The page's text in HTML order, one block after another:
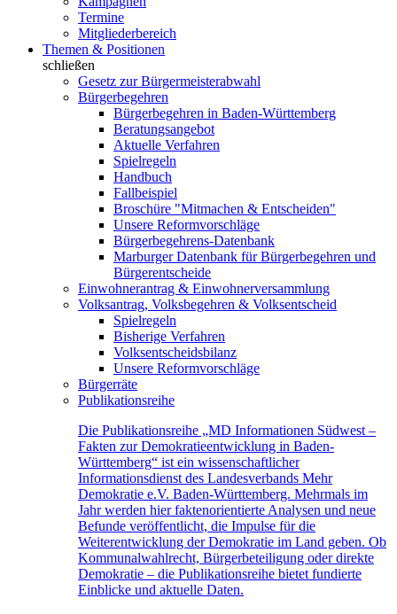
Termine
Mitgliederbereich
Themen & Positionen
schließen
Gesetz zur Bürgermeisterabwahl
Bürgerbegehren
Bürgerbegehren in Baden-Württemberg
Beratungsangebot
Aktuelle Verfahren
Spielregeln
Handbuch
Fallbeispiel
Broschüre "Mitmachen & Entscheiden"
Unsere Reformvorschläge
Bürgerbegehrens-Datenbank
Marburger Datenbank für Bürgerbegehren und
Bürgerentscheide
Einwohnerantrag & Einwohnerversammlung
Volksantrag, Volksbegehren & Volksentscheid
Spielregeln
Bisherige Verfahren
Volksentscheidsbilanz
Unsere Reformvorschläge
Bürgerräte
Publikationsreihe
Die Publikationsreihe „MD Informationen Südwest –
Fakten zur Demokratieentwicklung in Baden-
Württemberg“ ist ein wissenschaftlicher
Informationsdienst des Landesverbands Mehr
Demokratie e.V. Baden-Württemberg. Mehrmals im
Jahr werden hier faktenorientierte Analysen und neue
Befunde veröffentlicht, die Impulse für die
Weiterentwicklung der Demokratie im Land geben. Ob
Kommunalwahlrecht, Bürgerbeteiligung oder direkte
Demokratie – die Publikationsreihe bietet fundierte
Einblicke und aktuelle Daten.